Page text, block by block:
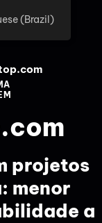
projetos
menor
a
(Brazil)